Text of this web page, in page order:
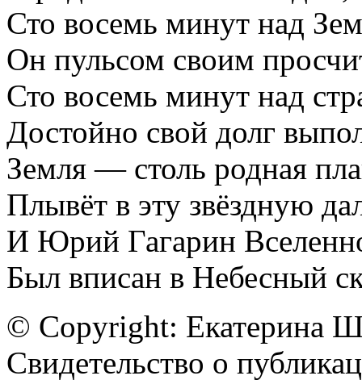
Сто восемь минут над
Он пульсом своим
Сто восемь минут над
Достойно свой долг
Земля — столь родная
Плывёт в эту звёздную
И Юрий Гагарин
Был вписан в Небесный
© Copyright: Екатерина
Свидетельство о